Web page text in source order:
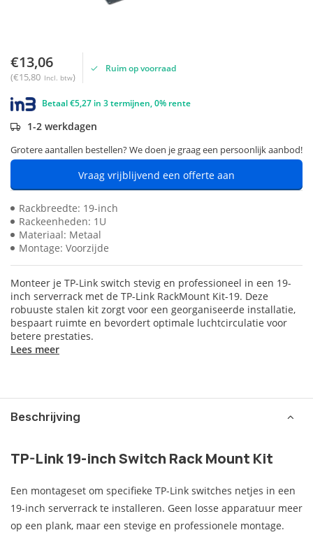
€13,06
(€15,80 Incl. btw)
Ruim op voorraad
Betaal €5,27 in 3 termijnen, 0% rente
1-2 werkdagen
Grotere aantallen bestellen? We doen je graag een persoonlijk aanbod!
Vraag vrijblijvend een offerte aan
Rackbreedte: 19-inch
Rackeenheden: 1U
Materiaal: Metaal
Montage: Voorzijde
Monteer je TP-Link switch stevig en professioneel in een 19-
inch serverrack met de TP-Link RackMount Kit-19. Deze
robuuste stalen kit zorgt voor een georganiseerde installatie,
bespaart ruimte en bevordert optimale luchtcirculatie voor
betere prestaties.
Lees meer
Beschrijving
TP-Link 19-inch Switch Rack Mount Kit
Een montageset om specifieke TP-Link switches netjes in een
19-inch serverrack te installeren. Geen losse apparatuur meer
op een plank, maar een stevige en professionele montage.